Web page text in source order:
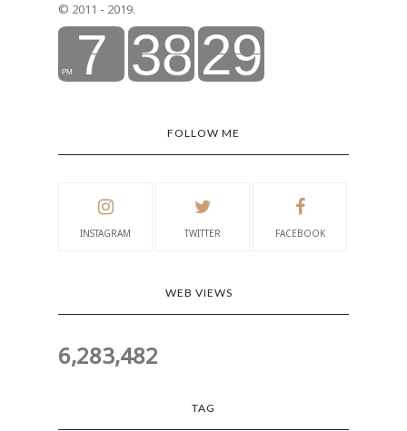
© 2011 - 2019.
FOLLOW ME
INSTAGRAM TWITTER FACEBOOK
WEB VIEWS
6,283,482
TAG